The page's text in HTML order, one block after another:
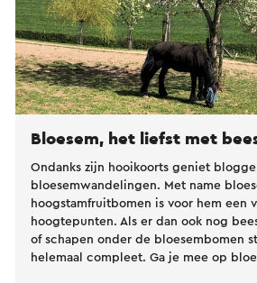
Bloesem, het liefst met
Ondanks zijn hooikoorts geniet
bloesemwandelingen. Met name
hoogstamfruitbomen is voor hem een
hoogtepunten. Als er dan ook nog
of schapen onder de bloesembomen
helemaal compleet. Ga je mee op